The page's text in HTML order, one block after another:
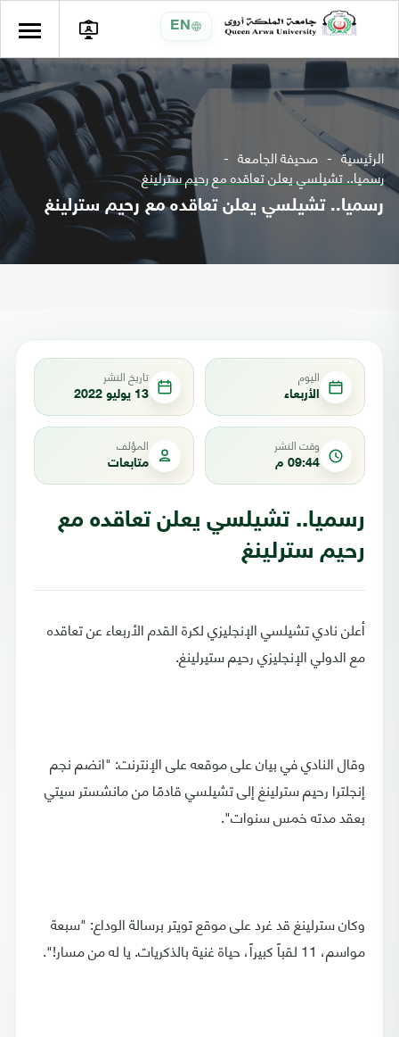
EN
الرئيسية صحيفة الجامعة
رسميا.. تشيلسي يعلن تعاقده مع رحيم سترلينغ
رسميا.. تشيلسي يعلن تعاقده مع رحيم سترلينغ
اليوم
الأربعاء
تاريخ النشر
13 يوليو 2022
وقت النشر
09:44 م
المؤلف
متابعات
رسميا.. تشيلسي يعلن تعاقده مع
رحيم سترلينغ
أعلن نادي تشيلسي الإنجليزي لكرة القدم الأربعاء عن تعاقده
مع الدولي الإنجليزي رحيم ستيرلينغ.
وقال النادي في بيان على موقعه على الإنترنت: "انضم نجم
إنجلترا رحيم سترلينغ إلى تشيلسي قادمًا من مانشستر سيتي
بعقد مدته خمس سنوات".
وكان سترلينغ قد غرد على موقع تويتر برسالة الوداع: "سبعة
مواسم، 11 لقباً كبيراً، حياة غنية بالذكريات. يا له من مسار!".